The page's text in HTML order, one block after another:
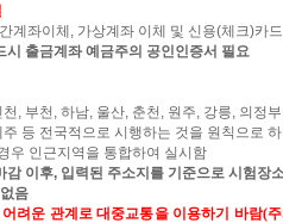
계좌이체 , 가상계좌 이체 및 신용(체크)카
시 출금계좌 예금주의 공인인증서 필요
천 , 부천 , 하남, 울산, 춘천 , 원주, 강릉, 의정부
주 등 전국적으로 시행하는 것을 원칙으로
우 인근지역을 통합하여 실시함
감 이후, 입력된 주소지를 기준으로 시험장
음
려운 관계로 대중교통을 이용하기 바람(